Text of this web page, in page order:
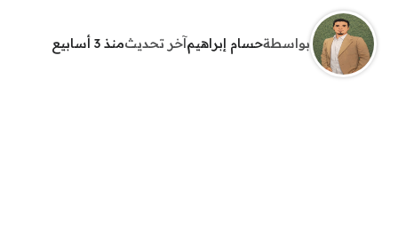
بواسطةحسام إبراهيمآخر تحديثمنذ 3 أسابيع